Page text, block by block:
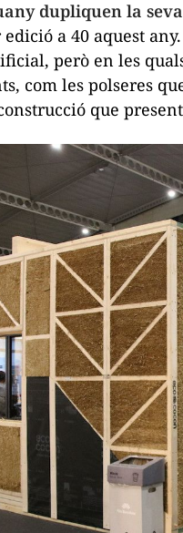
dupliquen la
a 40 aquest
però en les
com les polseres
que